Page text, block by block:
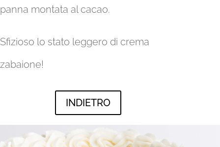
panna montata al cacao.
Sfizioso lo stato leggero di crema
zabaione!
INDIETRO